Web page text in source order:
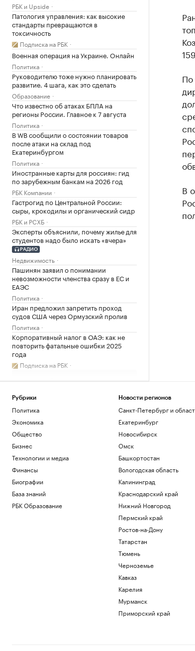
РБК и Upside
Патология управления: как высокие
стандарты превращаются в
токсичность
Подписка на РБК
Военная операция на Украине. Онлайн
Политика
Руководителю тоже нужно планировать
развитие. 4 шага, как это сделать
Образование
Что известно об атаках БПЛА на
регионы России. Главное к 7 августа
Политика
В WB сообщили о состоянии товаров
после атаки на склад под
Екатеринбургом
Политика
Иностранные карты для россиян: гид
по зарубежным банкам на 2026 год
РБК Компании
Гастрогид по Центральной России:
сыры, крокодилы и органический сидр
РБК и РСХБ
Эксперты объяснили, почему жилье для
студентов надо было искать «вчера»
РАДИО
Недвижимость
Пашинян заявил о понимании
невозможности членства сразу в ЕС и
ЕАЭС
Политика
Иран предложил запретить проход
судов США через Ормузский пролив
Политика
Корпоративный налог в ОАЭ: как не
повторить фатальные ошибки 2025
года
Подписка на РБК
Загрузить еще
По
В
Рубрики
Политика
Экономика
Общество
Бизнес
Технологии и медиа
Финансы
Биографии
База знаний
РБК Образование
Новости регионов
Санкт-Петербург и
Екатеринбург
Новосибирск
Омск
Башкортостан
Вологодская область
Калининград
Краснодарский край
Нижний Новгород
Пермский край
Ростов-на-Дону
Татарстан
Тюмень
Черноземье
Кавказ
Карелия
Мурманск
Приморский край